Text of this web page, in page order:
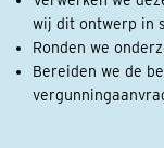
wij dit ontwerp in
Ronden we
Bereiden we de